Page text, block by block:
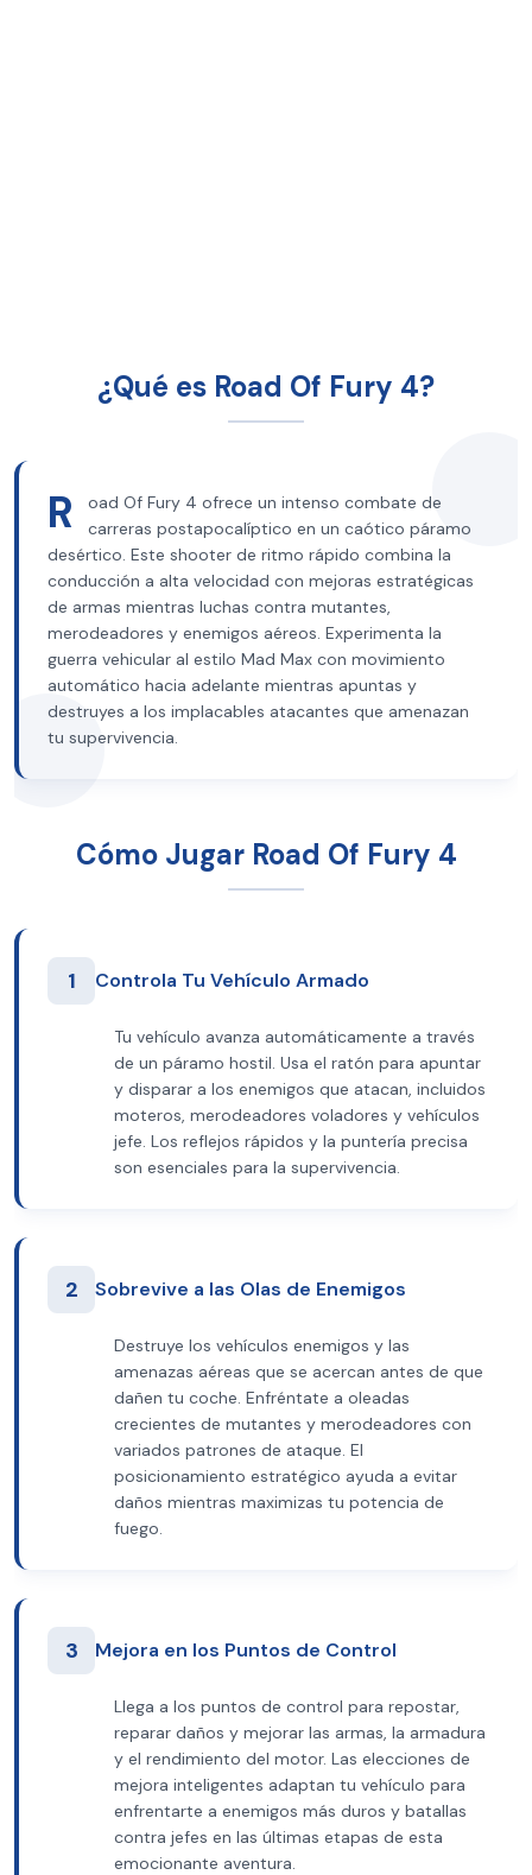
¿Qué es Road Of Fury 4?
R
oad Of Fury 4 ofrece un intenso combate de
carreras postapocalíptico en un caótico páramo
desértico. Este shooter de ritmo rápido combina la
conducción a alta velocidad con mejoras estratégicas
de armas mientras luchas contra mutantes,
merodeadores y enemigos aéreos. Experimenta la
guerra vehicular al estilo Mad Max con movimiento
automático hacia adelante mientras apuntas y
destruyes a los implacables atacantes que amenazan
tu supervivencia.
Cómo Jugar Road Of Fury 4
1 Controla Tu Vehículo Armado
Tu vehículo avanza automáticamente a través
de un páramo hostil. Usa el ratón para apuntar
y disparar a los enemigos que atacan, incluidos
moteros, merodeadores voladores y vehículos
jefe. Los reflejos rápidos y la puntería precisa
son esenciales para la supervivencia.
2 Sobrevive a las Olas de Enemigos
Destruye los vehículos enemigos y las
amenazas aéreas que se acercan antes de que
dañen tu coche. Enfréntate a oleadas
crecientes de mutantes y merodeadores con
variados patrones de ataque. El
posicionamiento estratégico ayuda a evitar
daños mientras maximizas tu potencia de
fuego.
3 Mejora en los Puntos de Control
Llega a los puntos de control para repostar,
reparar daños y mejorar las armas, la armadura
y el rendimiento del motor. Las elecciones de
mejora inteligentes adaptan tu vehículo para
enfrentarte a enemigos más duros y batallas
contra jefes en las últimas etapas de esta
emocionante aventura.